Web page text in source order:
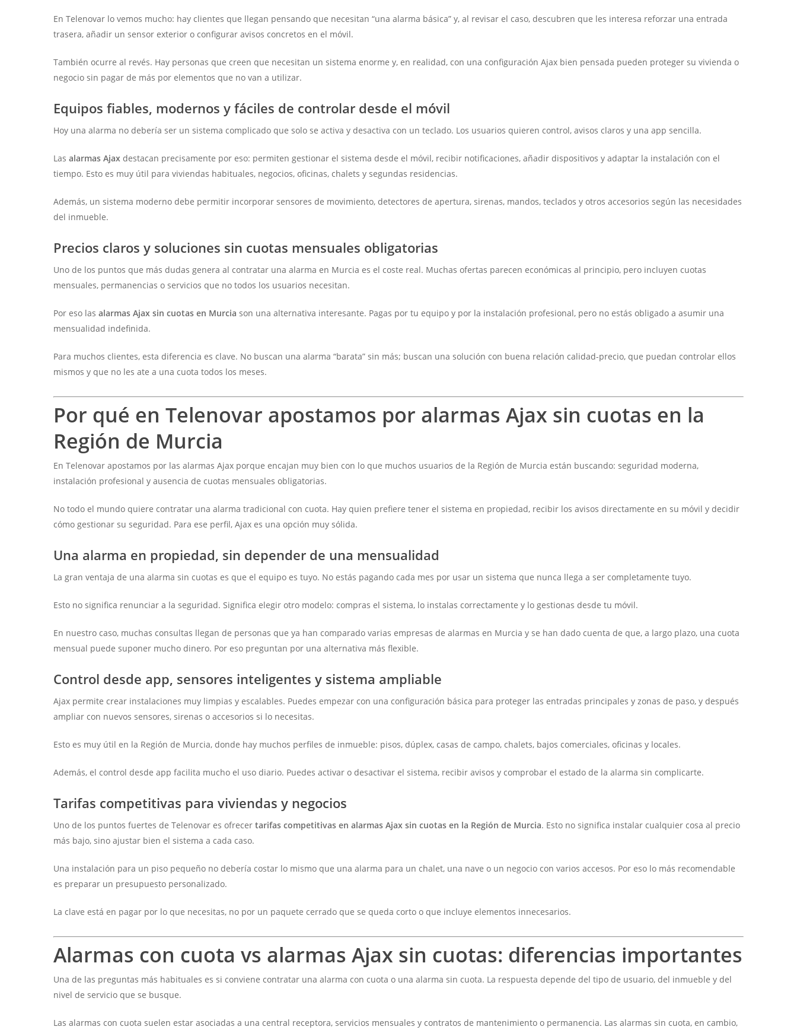
En Telenovar lo vemos mucho: hay clientes que llegan pensando que necesitan “una alarma básica” y, al revisar el caso, descubren que les interesa reforzar una entrada
trasera, añadir un sensor exterior o configurar avisos concretos en el móvil.
También ocurre al revés. Hay personas que creen que necesitan un sistema enorme y, en realidad, con una configuración Ajax bien pensada pueden proteger su vivienda o
negocio sin pagar de más por elementos que no van a utilizar.
Equipos fiables, modernos y fáciles de controlar desde el móvil
Hoy una alarma no debería ser un sistema complicado que solo se activa y desactiva con un teclado. Los usuarios quieren control, avisos claros y una app sencilla.
Lasalarmas Ajax destacan precisamente por eso: permiten gestionar el sistema desde el móvil, recibir notificaciones, añadir dispositivos y adaptar la instalación con el
tiempo. Esto es muy útil para viviendas habituales, negocios, oficinas, chalets y segundas residencias.
Además, un sistema moderno debe permitir incorporar sensores de movimiento, detectores de apertura, sirenas, mandos, teclados y otros accesorios según las necesidades
del inmueble.
Precios claros y soluciones sin cuotas mensuales obligatorias
Uno de los puntos que más dudas genera al contratar una alarma en Murcia es el coste real. Muchas ofertas parecen económicas al principio, pero incluyen cuotas
mensuales, permanencias o servicios que no todos los usuarios necesitan.
Por eso lasalarmas Ajax sin cuotas en Murcia son una alternativa interesante. Pagas por tu equipo y por la instalación profesional, pero no estás obligado a asumir una
mensualidad indefinida.
Para muchos clientes, esta diferencia es clave. No buscan una alarma “barata” sin más; buscan una solución con buena relación calidad-precio, que puedan controlar ellos
mismos y que no les ate a una cuota todos los meses.
Por qué en Telenovar apostamos por alarmas Ajax sin cuotas en la
Región de Murcia
En Telenovar apostamos por las alarmas Ajax porque encajan muy bien con lo que muchos usuarios de la Región de Murcia están buscando: seguridad moderna,
instalación profesional y ausencia de cuotas mensuales obligatorias.
No todo el mundo quiere contratar una alarma tradicional con cuota. Hay quien prefiere tener el sistema en propiedad, recibir los avisos directamente en su móvil y decidir
cómo gestionar su seguridad. Para ese perfil, Ajax es una opción muy sólida.
Una alarma en propiedad, sin depender de una mensualidad
La gran ventaja de una alarma sin cuotas es que el equipo es tuyo. No estás pagando cada mes por usar un sistema que nunca llega a ser completamente tuyo.
Esto no significa renunciar a la seguridad. Significa elegir otro modelo: compras el sistema, lo instalas correctamente y lo gestionas desde tu móvil.
En nuestro caso, muchas consultas llegan de personas que ya han comparado varias empresas de alarmas en Murcia y se han dado cuenta de que, a largo plazo, una cuota
mensual puede suponer mucho dinero. Por eso preguntan por una alternativa más flexible.
Control desde app, sensores inteligentes y sistema ampliable
Ajax permite crear instalaciones muy limpias y escalables. Puedes empezar con una configuración básica para proteger las entradas principales y zonas de paso, y después
ampliar con nuevos sensores, sirenas o accesorios si lo necesitas.
Esto es muy útil en la Región de Murcia, donde hay muchos perfiles de inmueble: pisos, dúplex, casas de campo, chalets, bajos comerciales, oficinas y locales.
Además, el control desde app facilita mucho el uso diario. Puedes activar o desactivar el sistema, recibir avisos y comprobar el estado de la alarma sin complicarte.
Tarifas competitivas para viviendas y negocios
Uno de los puntos fuertes de Telenovar es ofrecertarifas competitivas en alarmas Ajax sin cuotas en la Región de Murcia. Esto no significa instalar cualquier cosa al precio
más bajo, sino ajustar bien el sistema a cada caso.
Una instalación para un piso pequeño no debería costar lo mismo que una alarma para un chalet, una nave o un negocio con varios accesos. Por eso lo más recomendable
es preparar un presupuesto personalizado.
La clave está en pagar por lo que necesitas, no por un paquete cerrado que se queda corto o que incluye elementos innecesarios.
Alarmas con cuota vs alarmas Ajax sin cuotas: diferencias importantes
Una de las preguntas más habituales es si conviene contratar una alarma con cuota o una alarma sin cuota. La respuesta depende del tipo de usuario, del inmueble y del
nivel de servicio que se busque.
Las alarmas con cuota suelen estar asociadas a una central receptora, servicios mensuales y contratos de mantenimiento o permanencia. Las alarmas sin cuota, en cambio,